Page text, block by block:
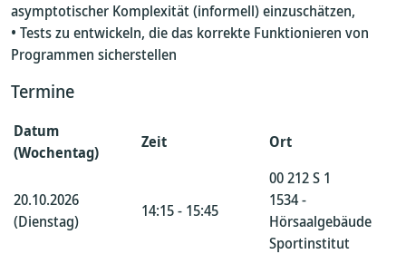
asymptotischer Komplexität (informell) einzuschätzen,
• Tests zu entwickeln, die das korrekte Funktionieren von
Programmen sicherstellen
Termine
Datum
(Wochentag)
Zeit Ort
20.10.2026
(Dienstag)
14:15 - 15:45
00 212 S 1
1534 -
Hörsaalgebäude
Sportinstitut